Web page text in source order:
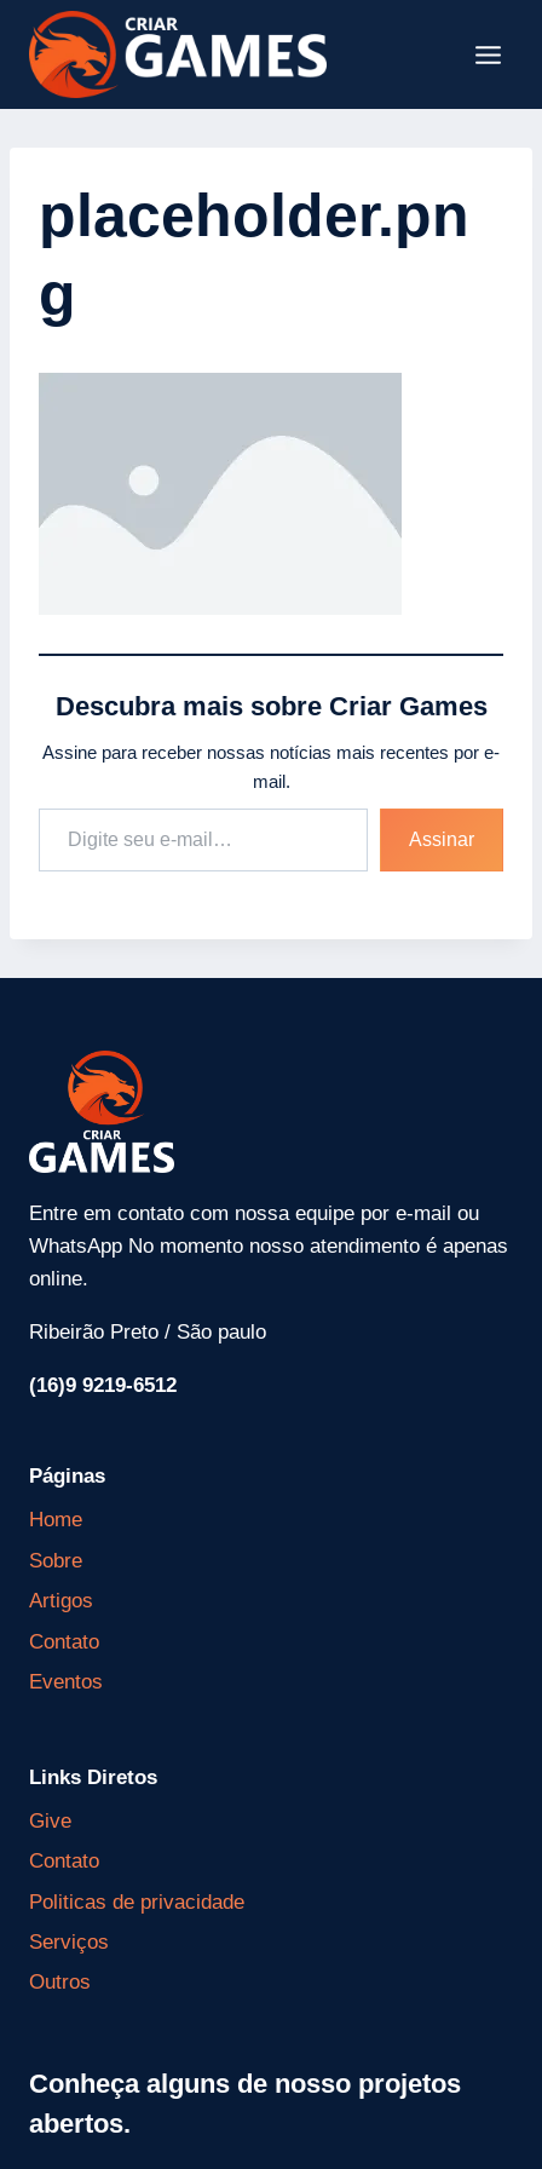
placeholder.pn
g
Descubra mais sobre Criar Games
Assine para receber nossas notícias mais recentes por e-
mail.
Assinar
Entre em contato com nossa equipe por e-mail ou
WhatsApp No momento nosso atendimento é apenas
online.
Ribeirão Preto / São paulo
(16)9 9219-6512
Páginas
Home
Sobre
Artigos
Contato
Eventos
Links Diretos
Give
Contato
Politicas de privacidade
Serviços
Outros
Conheça alguns de nosso projetos
abertos.